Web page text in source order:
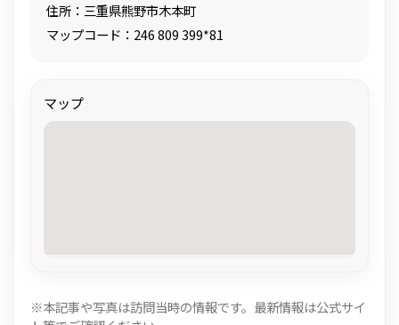
住所：三重県熊野市木本町
マップコード：246 809 399*81
マップ
※本記事や写真は訪問当時の情報です。最新情報は公式サイ